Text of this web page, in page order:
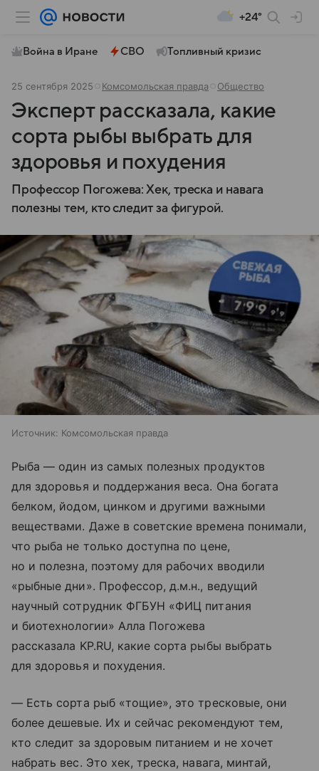
+24°
Война в Иране СВО Топливный кризис
25 сентября 2025 Комсомольская правда Общество
Эксперт рассказала, какие
сорта рыбы выбрать для
здоровья и похудения
Профессор Погожева: Хек, треска и навага
полезны тем, кто следит за фигурой.
Источник: Комсомольская правда
Рыба — один из самых полезных продуктов
для здоровья и поддержания веса. Она богата
белком, йодом, цинком и другими важными
веществами. Даже в советские времена понимали,
что рыба не только доступна по цене,
но и полезна, поэтому для рабочих вводили
«рыбные дни». Профессор, д.м.н., ведущий
научный сотрудник ФГБУН «ФИЦ питания
и биотехнологии» Алла Погожева
рассказала KP.RU, какие сорта рыбы выбрать
для здоровья и похудения.
— Есть сорта рыб «тощие», это тресковые, они
более дешевые. Их и сейчас рекомендуют тем,
кто следит за здоровым питанием и не хочет
набрать вес. Это хек, треска, навага, минтай,